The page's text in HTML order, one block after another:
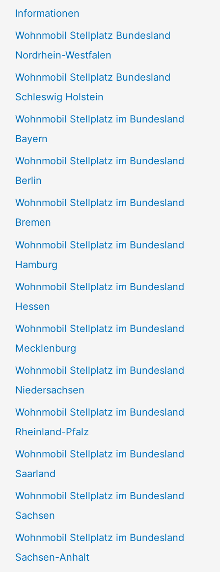
n
n
a
c
h
:
Informationen
Wohnmobil Stellplatz Bundesland
Nordrhein-Westfalen
Wohnmobil Stellplatz Bundesland
Schleswig Holstein
Wohnmobil Stellplatz im Bundesland
Bayern
Wohnmobil Stellplatz im Bundesland
Berlin
Wohnmobil Stellplatz im Bundesland
Bremen
Wohnmobil Stellplatz im Bundesland
Hamburg
Wohnmobil Stellplatz im Bundesland
Hessen
Wohnmobil Stellplatz im Bundesland
Mecklenburg
Wohnmobil Stellplatz im Bundesland
Niedersachsen
Wohnmobil Stellplatz im Bundesland
Rheinland-Pfalz
Wohnmobil Stellplatz im Bundesland
Saarland
Wohnmobil Stellplatz im Bundesland
Sachsen
Wohnmobil Stellplatz im Bundesland
Sachsen-Anhalt